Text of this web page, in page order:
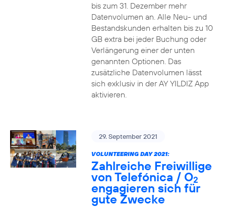
bis zum 31. Dezember mehr
Datenvolumen an. Alle Neu- und
Bestandskunden erhalten bis zu 10
GB extra bei jeder Buchung oder
Verlängerung einer der unten
genannten Optionen. Das
zusätzliche Datenvolumen lässt
sich exklusiv in der AY YILDIZ App
aktivieren.
29. September 2021
VOLUNTEERING DAY 2021:
Zahlreiche Freiwillige
von Telefónica / O2
engagieren sich für
gute Zwecke